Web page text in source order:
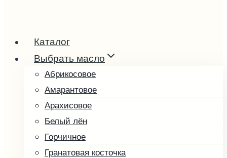
Каталог
Выбрать масло
Абрикосовое
Амарантовое
Арахисовое
Белый лён
Горчичное
Гранатовая косточка